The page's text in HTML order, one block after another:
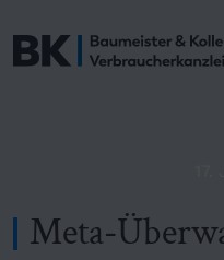
Meta-